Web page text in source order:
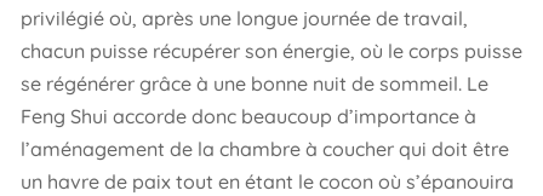
privilégié où, après une longue journée de travail,
chacun puisse récupérer son énergie, où le corps puisse
se régénérer grâce à une bonne nuit de sommeil. Le
Feng Shui accorde donc beaucoup d’importance à
l’aménagement de la chambre à coucher qui doit être
un havre de paix tout en étant le cocon où s’épanouira